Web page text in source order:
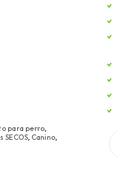
para perro,
SECOS, Canino,